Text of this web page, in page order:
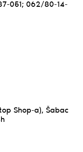
051; 062/80-14-
Shop-a), Šabac